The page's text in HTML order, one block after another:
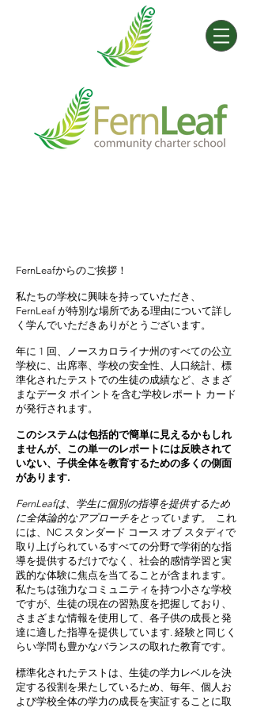
FernLeafからのご挨拶！
私たちの学校に興味を持っていただき、
FernLeaf が特別な場所である理由について詳し
く学んでいただきありがとうございます。
年に 1 回、ノースカロライナ州のすべての公立
学校に、出席率、学校の安全性、人口統計、標
準化されたテストでの生徒の成績など、さまざ
まなデータ ポイントを含む学校レポート カード
が発行されます。
このシステムは包括的で簡単に見えるかもしれ
ませんが、この単一のレポートには反映されて
いない、子供全体を教育するための多くの側面
があります.
FernLeafは、学生に個別の指導を提供するため
に全体論的なアプローチをとっています。
これ
には、NC スタンダード コース オブ スタディで
取り上げられているすべての分野で学術的な指
導を提供するだけでなく、社会的感情学習と実
践的な体験に焦点を当てることが含まれます。
私たちは強力なコミュニティを持つ小さな学校
ですが、生徒の現在の習熟度を把握しており、
さまざまな情報を使用して、各子供の成長と発
達に適した指導を提供しています. 経験と同じく
らい学問も豊かなバランスの取れた教育です。
標準化されたテストは、生徒の学力レベルを決
定する役割を果たしているため、毎年、個人お
よび学校全体の学力の成長を実証することに取